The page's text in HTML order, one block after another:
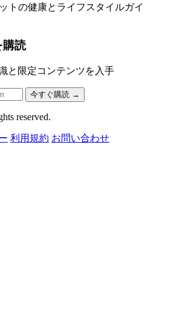
トの健康とライフスタイルガイ
購読
と限定コンテンツを入手
今すぐ購読 →
reserved.
利用規約 お問い合わせ